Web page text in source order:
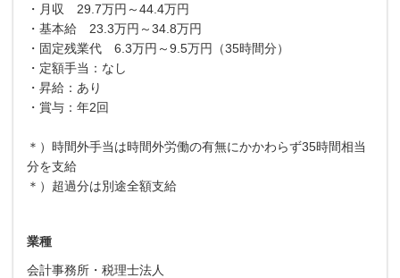
・月収 29.7万円～44.4万円
・基本給 23.3万円～34.8万円
・固定残業代 6.3万円～9.5万円（35時間分）
・定額手当：なし
・昇給：あり
・賞与：年2回
＊）時間外手当は時間外労働の有無にかかわらず35時間相当
分を支給
＊）超過分は別途全額支給
業種
会計事務所・税理士法人